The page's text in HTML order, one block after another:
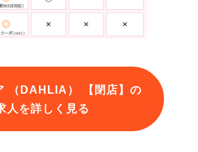
（DAHLIA） 【閉店】の
人を詳しく見る